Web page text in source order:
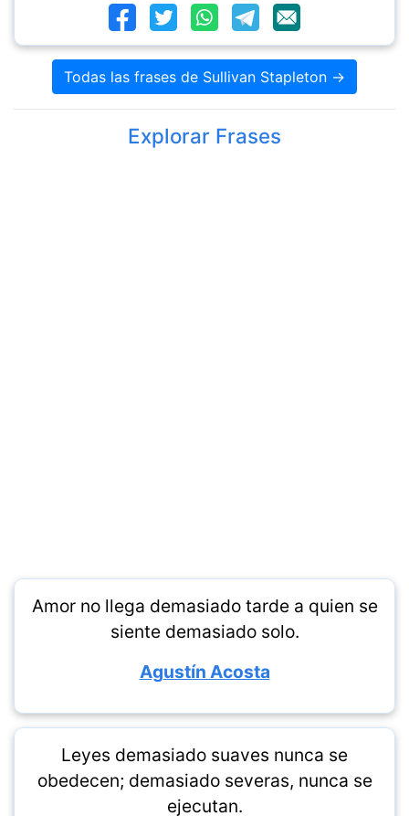
Todas las frases de Sullivan Stapleton →
Explorar Frases
Amor no llega demasiado tarde a quien se
siente demasiado solo.
Agustín Acosta
Leyes demasiado suaves nunca se
obedecen; demasiado severas, nunca se
ejecutan.